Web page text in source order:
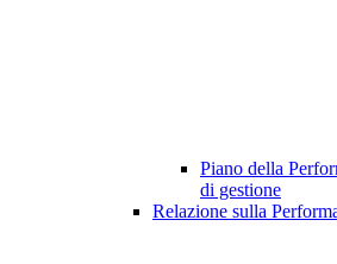
Piano della
di gestione
Relazione sulla